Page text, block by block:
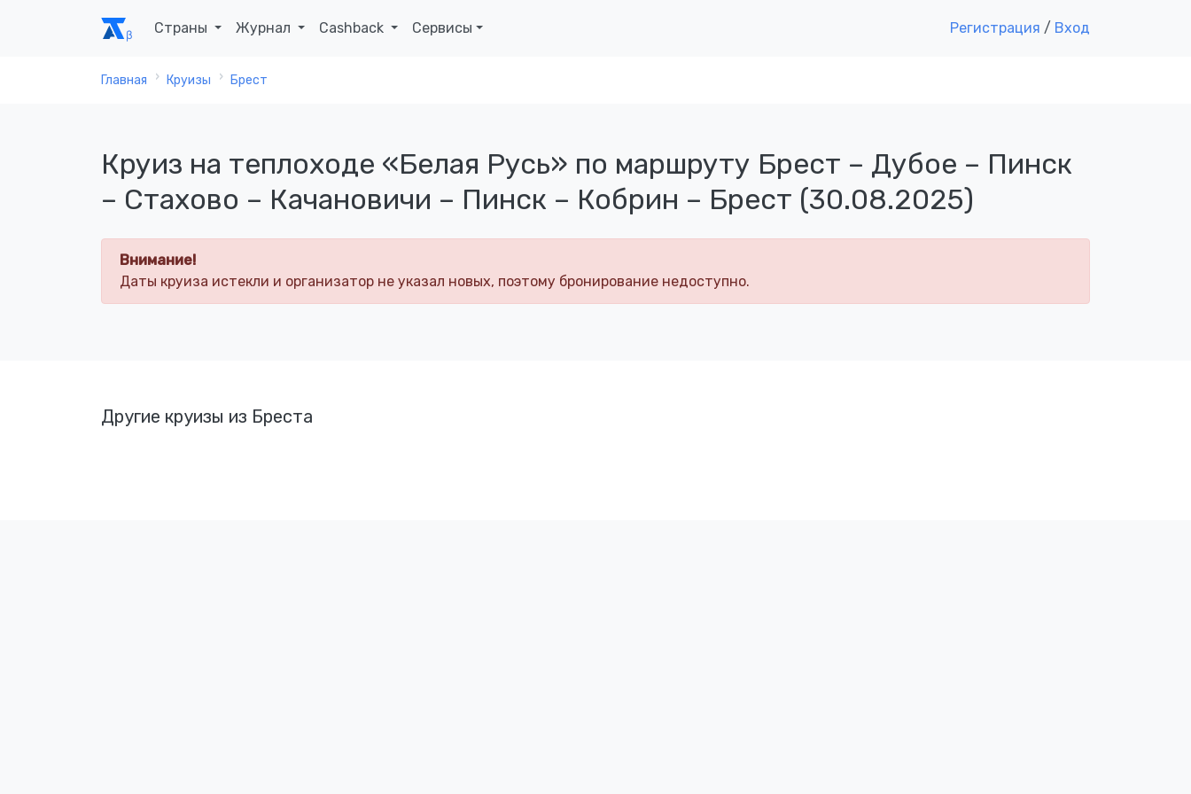
Страны Журнал Cashback Сервисы Регистрация / Вход
Главная Круизы Брест
Круиз на теплоходе «Белая Русь» по маршруту Брест – Дубое – Пинск
– Стахово – Качановичи – Пинск – Кобрин – Брест (30.08.2025)
Внимание!
Даты круиза истекли и организатор не указал новых, поэтому бронирование недоступно.
Другие круизы из Бреста